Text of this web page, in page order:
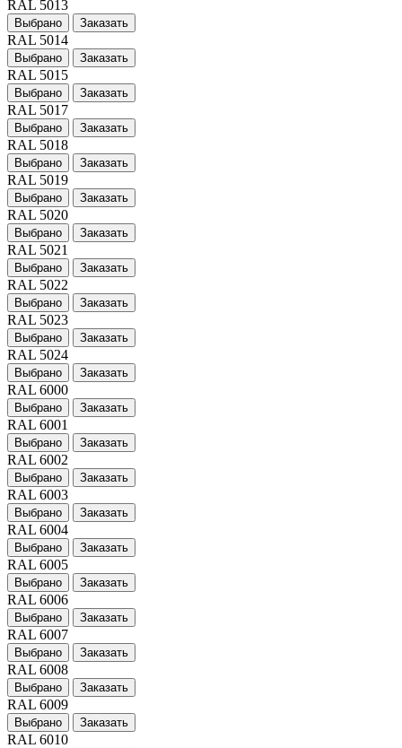
RAL 5013
Выбрано Заказать
RAL 5014
Выбрано Заказать
RAL 5015
Выбрано Заказать
RAL 5017
Выбрано Заказать
RAL 5018
Выбрано Заказать
RAL 5019
Выбрано Заказать
RAL 5020
Выбрано Заказать
RAL 5021
Выбрано Заказать
RAL 5022
Выбрано Заказать
RAL 5023
Выбрано Заказать
RAL 5024
Выбрано Заказать
RAL 6000
Выбрано Заказать
RAL 6001
Выбрано Заказать
RAL 6002
Выбрано Заказать
RAL 6003
Выбрано Заказать
RAL 6004
Выбрано Заказать
RAL 6005
Выбрано Заказать
RAL 6006
Выбрано Заказать
RAL 6007
Выбрано Заказать
RAL 6008
Выбрано Заказать
RAL 6009
Выбрано Заказать
RAL 6010